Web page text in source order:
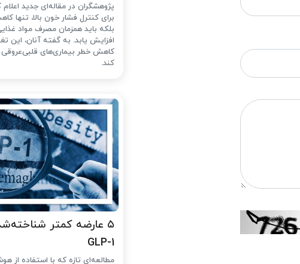
پژوهشگران در مقاله‌ای جدید اعلام
برای کنترل فشار خون بالا،
بلکه باید همزمان مصرف مواد
افزایش یابد. به گفته آنان، این
کاهش خطر بیماری‌های
کند.
۵ عارضه کمتر
GLP-1